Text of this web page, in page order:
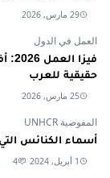
29 مارس, 2026
العمل في الدول
حقيقية للعرب
25 مارس, 2026
المفوضية UNHCR
أسماء الكنائس
1 أبريل, 2024 4